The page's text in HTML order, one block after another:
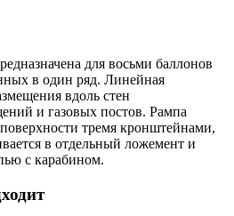
для восьми баллонов
в один ряд. Линейная
вдоль стен
и газовых постов. Рампа
тремя кронштейнами,
в отдельный ложемент и
с карабином.